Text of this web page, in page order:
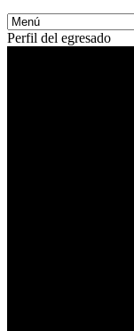
Perfil del egresado